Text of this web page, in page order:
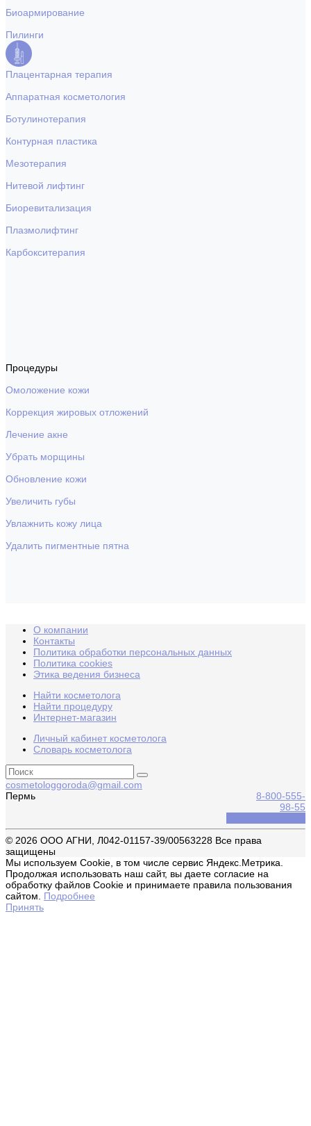
Биоармирование
Пилинги
Плацентарная терапия
Аппаратная косметология
Ботулинотерапия
Контурная пластика
Мезотерапия
Нитевой лифтинг
Биоревитализация
Плазмолифтинг
Карбокситерапия
Процедуры
Омоложение кожи
Коррекция жировых отложений
Лечение акне
Убрать морщины
Обновление кожи
Увеличить губы
Увлажнить кожу лица
Удалить пигментные пятна
О компании
Контакты
Политика обработки персональных данных
Политика cookies
Этика ведения бизнеса
Найти косметолога
Найти процедуру
Интернет-магазин
Личный кабинет косметолога
Словарь косметолога
cosmetologgoroda@gmail.com
Пермь
8-800-555-
98-55
© 2026 ООО АГНИ, Л042-01157-39/00563228 Все права
защищены
Мы используем Cookie, в том числе сервис Яндекс.Метрика.
Продолжая использовать наш сайт, вы даете согласие на
обработку файлов Cookie и принимаете правила пользования
сайтом. Подробнее
Принять